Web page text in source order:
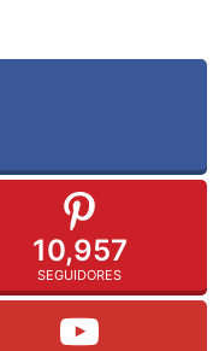
10,957
SEGUIDORES